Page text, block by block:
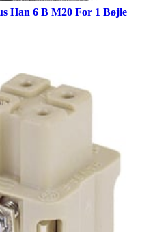
Han 6 B M20 For 1 Bøjle